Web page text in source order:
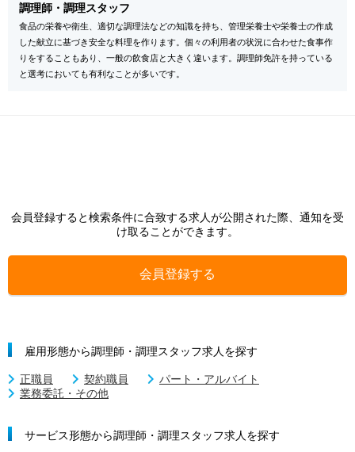
調理師・調理スタッフ
食品の栄養や衛生、適切な調理法などの知識を持ち、管理栄養士や栄養士の作成
した献立に基づき安全な料理を作ります。個々の利用者の状況に合わせた食事作
りをすることもあり、一般の飲食店と大きく違います。調理師免許を持っている
と選考においても有利なことが多いです。
会員登録すると検索条件に合致する求人が公開された際、通知を受
け取ることができます。
会員登録する
雇用形態から調理師・調理スタッフ求人を探す
正職員 契約職員
パート・アルバイト
業務委託・その他
サービス形態から調理師・調理スタッフ求人を探す